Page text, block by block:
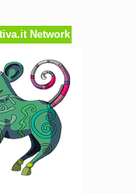
Network